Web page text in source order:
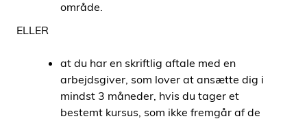
område.
ELLER
at du har en skriftlig aftale med en
arbejdsgiver, som lover at ansætte dig i
mindst 3 måneder, hvis du tager et
bestemt kursus, som ikke fremgår af de